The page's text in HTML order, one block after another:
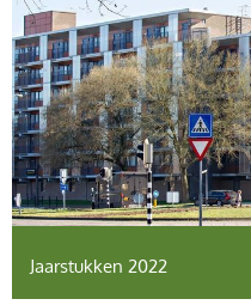
Jaarstukken 2022